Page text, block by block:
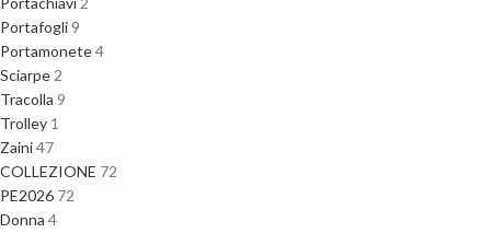
Portafogli 9
Portamonete4
Sciarpe 2
Tracolla 9
Trolley 1
Zaini47
COLLEZIONE 72
PE2026 72
Donna 4